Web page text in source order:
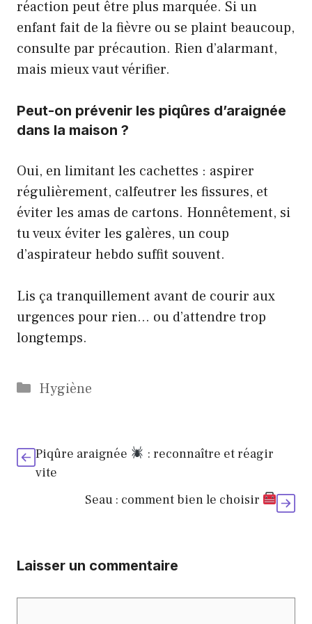
réaction peut être plus marquée. Si un
enfant fait de la fièvre ou se plaint beaucoup,
consulte par précaution. Rien d’alarmant,
mais mieux vaut vérifier.
Peut-on prévenir les piqûres d’araignée
dans la maison ?
Oui, en limitant les cachettes : aspirer
régulièrement, calfeutrer les fissures, et
éviter les amas de cartons. Honnêtement, si
tu veux éviter les galères, un coup
d’aspirateur hebdo suffit souvent.
Lis ça tranquillement avant de courir aux
urgences pour rien… ou d’attendre trop
longtemps.
Catégories
Hygiène
Piqûre araignée
: reconnaître et réagir
vite
Seau : comment bien le choisir
Laisser un commentaire